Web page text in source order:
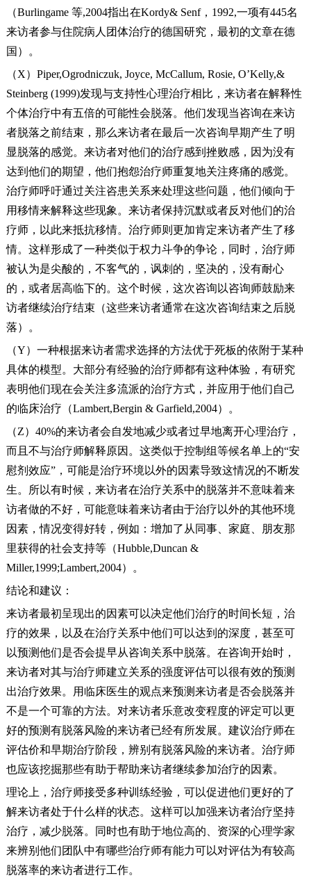
（Burlingame 等,2004指出在Kordy& Senf，1992,一项有445名
来访者参与住院病人团体治疗的德国研究，最初的文章在德
国）。
（X）Piper,Ogrodniczuk, Joyce, McCallum, Rosie, O’Kelly,&
Steinberg (1999)发现与支持性心理治疗相比，来访者在解释性
个体治疗中有五倍的可能性会脱落。他们发现当咨询在来访
者脱落之前结束，那么来访者在最后一次咨询早期产生了明
显脱落的感觉。来访者对他们的治疗感到挫败感，因为没有
达到他们的期望，他们抱怨治疗师重复地关注疼痛的感觉。
治疗师呼吁通过关注咨患关系来处理这些问题，他们倾向于
用移情来解释这些现象。来访者保持沉默或者反对他们的治
疗师，以此来抵抗移情。治疗师则更加肯定来访者产生了移
情。这样形成了一种类似于权力斗争的争论，同时，治疗师
被认为是尖酸的，不客气的，讽刺的，坚决的，没有耐心
的，或者居高临下的。这个时候，这次咨询以咨询师鼓励来
访者继续治疗结束（这些来访者通常在这次咨询结束之后脱
落）。
（Y）一种根据来访者需求选择的方法优于死板的依附于某种
具体的模型。大部分有经验的治疗师都有这种体验，有研究
表明他们现在会关注多流派的治疗方式，并应用于他们自己
的临床治疗（Lambert,Bergin & Garfield,2004）。
（Z）40%的来访者会自发地减少或者过早地离开心理治疗，
而且不与治疗师解释原因。这类似于控制组等候名单上的“安
慰剂效应”，可能是治疗环境以外的因素导致这情况的不断发
生。所以有时候，来访者在治疗关系中的脱落并不意味着来
访者做的不好，可能意味着来访者由于治疗以外的其他环境
因素，情况变得好转，例如：增加了从同事、家庭、朋友那
里获得的社会支持等（Hubble,Duncan &
Miller,1999;Lambert,2004）。
结论和建议：
来访者最初呈现出的因素可以决定他们治疗的时间长短，治
疗的效果，以及在治疗关系中他们可以达到的深度，甚至可
以预测他们是否会提早从咨询关系中脱落。在咨询开始时，
来访者对其与治疗师建立关系的强度评估可以很有效的预测
出治疗效果。用临床医生的观点来预测来访者是否会脱落并
不是一个可靠的方法。对来访者乐意改变程度的评定可以更
好的预测有脱落风险的来访者已经有所发展。建议治疗师在
评估价和早期治疗阶段，辨别有脱落风险的来访者。治疗师
也应该挖掘那些有助于帮助来访者继续参加治疗的因素。
理论上，治疗师接受多种训练经验，可以促进他们更好的了
解来访者处于什么样的状态。这样可以加强来访者治疗坚持
治疗，减少脱落。同时也有助于地位高的、资深的心理学家
来辨别他们团队中有哪些治疗师有能力可以对评估为有较高
脱落率的来访者进行工作。